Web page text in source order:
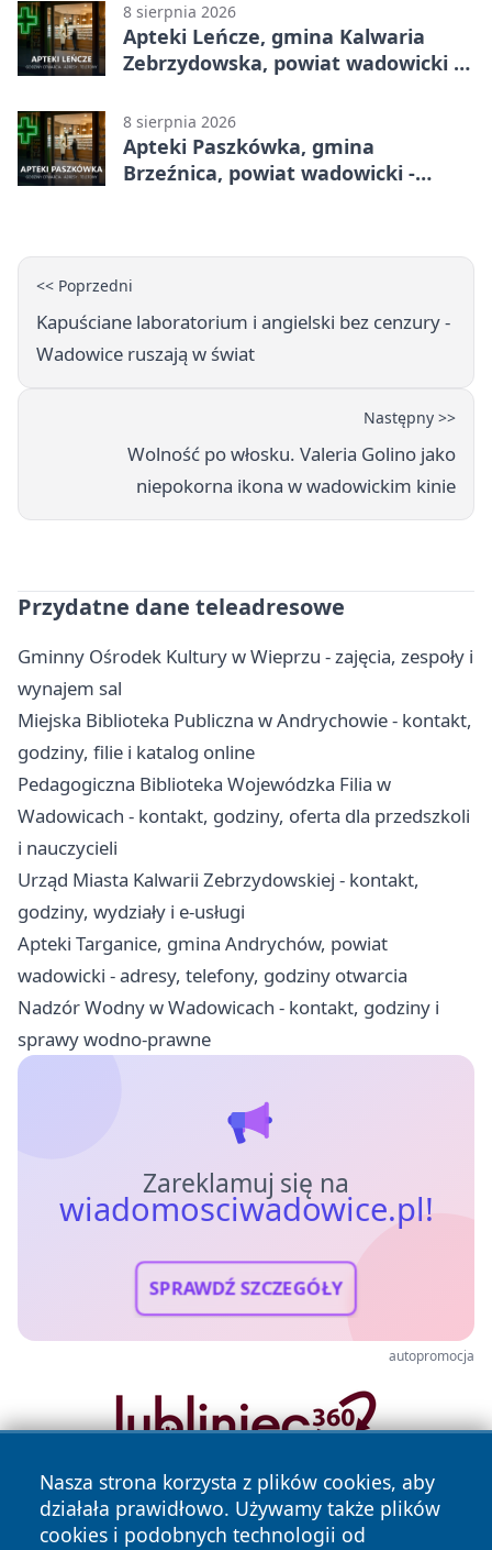
8 sierpnia 2026
Apteki Leńcze, gmina Kalwaria
Zebrzydowska, powiat wadowicki -
8 sierpnia 2026
Apteki Paszkówka, gmina
Brzeźnica, powiat wadowicki -
<< Poprzedni
Kapuściane laboratorium i angielski bez cenzury -
Wadowice ruszają w świat
Następny >>
Wolność po włosku. Valeria Golino jako
niepokorna ikona w wadowickim kinie
Przydatne dane teleadresowe
Gminny Ośrodek Kultury w Wieprzu - zajęcia, zespoły i
wynajem sal
Miejska Biblioteka Publiczna w Andrychowie - kontakt,
godziny, filie i katalog online
Pedagogiczna Biblioteka Wojewódzka Filia w
Wadowicach - kontakt, godziny, oferta dla przedszkoli
i nauczycieli
Urząd Miasta Kalwarii Zebrzydowskiej - kontakt,
godziny, wydziały i e-usługi
Apteki Targanice, gmina Andrychów, powiat
wadowicki - adresy, telefony, godziny otwarcia
Nadzór Wodny w Wadowicach - kontakt, godziny i
sprawy wodno-prawne
Zareklamuj się na
wiadomosciwadowice.pl!
SPRAWDŹ SZCZEGÓŁY
autopromocja
Nasza strona korzysta z plików cookies, aby
działała prawidłowo. Używamy także plików
cookies i podobnych technologii od